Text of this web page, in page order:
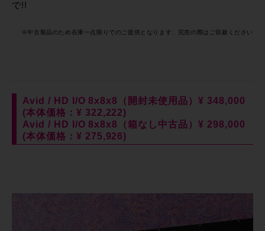
で!!
※中古製品のため在庫一点限りでのご提供となります、完売の際はご容赦ください
Avid / HD I/O 8x8x8（開封未使用品）¥ 348,000
(本体価格：¥ 322,222)
Avid / HD I/O 8x8x8（箱なし中古品）¥ 298,000
(本体価格：¥ 275,926)